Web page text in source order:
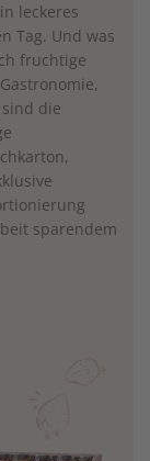
leckeres
Tag. Und was
fruchtige
die
sparendem